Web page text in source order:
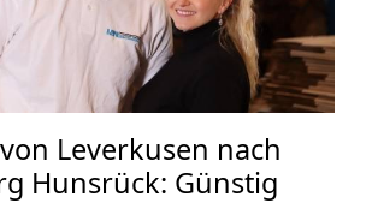
Leverkusen nach
Hunsrück: Günstig